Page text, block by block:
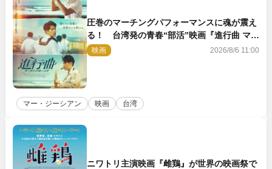
圧巻のマーチングパフォーマンスに魂が震え
る！ 台湾発の青春“部活”映画『進行曲 マー
チングボーイズ』予告解禁
映画 2026/8/6 11:00
マー・ジーシアン 映画 台湾
ニワトリ主演映画『雌鶏』が世界の映画祭で